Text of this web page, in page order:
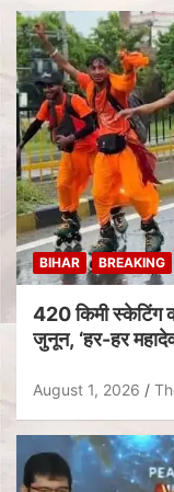
BIHAR BREAKING
420 किमी स्केटिंग
जुनून, ‘हर-हर
August 1, 2026